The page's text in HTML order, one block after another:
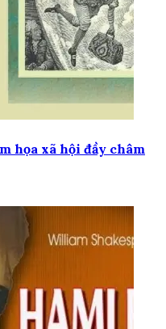
họa xã hội đầy châm